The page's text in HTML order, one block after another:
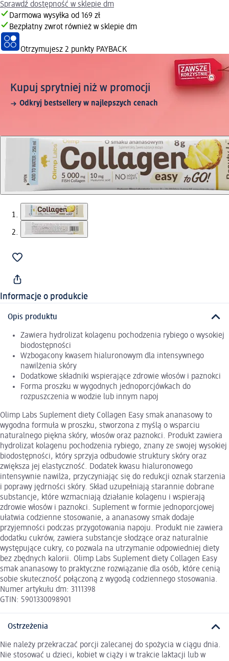
Sprawdź dostępność w sklepie dm
Darmowa wysyłka od 169 zł
Bezpłatny zwrot również w sklepie dm
Otrzymujesz 2 punkty PAYBACK
Kupuj sprytniej niż w promocji
Odkryj bestsellery w najlepszych cenach
Informacje o produkcie
Opis produktu
Zawiera hydrolizat kolagenu pochodzenia rybiego o wysokiej
biodostępności
Wzbogacony kwasem hialuronowym dla intensywnego
nawilżenia skóry
Dodatkowe składniki wspierające zdrowie włosów i paznokci
Forma proszku w wygodnych jednoporcjówkach do
rozpuszczenia w wodzie lub innym napoj
Olimp Labs Suplement diety Collagen Easy smak ananasowy to
wygodna formuła w proszku, stworzona z myślą o wsparciu
naturalnego piękna skóry, włosów oraz paznokci. Produkt zawiera
hydrolizat kolagenu pochodzenia rybiego, znany ze swojej wysokiej
biodostępności, który sprzyja odbudowie struktury skóry oraz
zwiększa jej elastyczność. Dodatek kwasu hialuronowego
intensywnie nawilża, przyczyniając się do redukcji oznak starzenia
i poprawy jędrności skóry. Skład uzupełniają starannie dobrane
substancje, które wzmacniają działanie kolagenu i wspierają
zdrowie włosów i paznokci. Suplement w formie jednoporcjowej
ułatwia codzienne stosowanie, a ananasowy smak dodaje
przyjemności podczas przygotowania napoju. Produkt nie zawiera
dodatku cukrów, zawiera substancje słodzące oraz naturalnie
występujące cukry, co pozwala na utrzymanie odpowiedniej diety
bez zbędnych kalorii. Olimp Labs Suplement diety Collagen Easy
smak ananasowy to praktyczne rozwiązanie dla osób, które cenią
sobie skuteczność połączoną z wygodą codziennego stosowania.
Numer artykułu dm: 3111398
GTIN: 5901330098901
Ostrzeżenia
Nie należy przekraczać porcji zalecanej do spożycia w ciągu dnia.
Nie stosować u dzieci, kobiet w ciąży i w trakcie laktacji lub w